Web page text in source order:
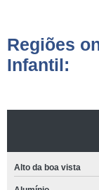
Regiões
Infantil:
Alto da boa vista